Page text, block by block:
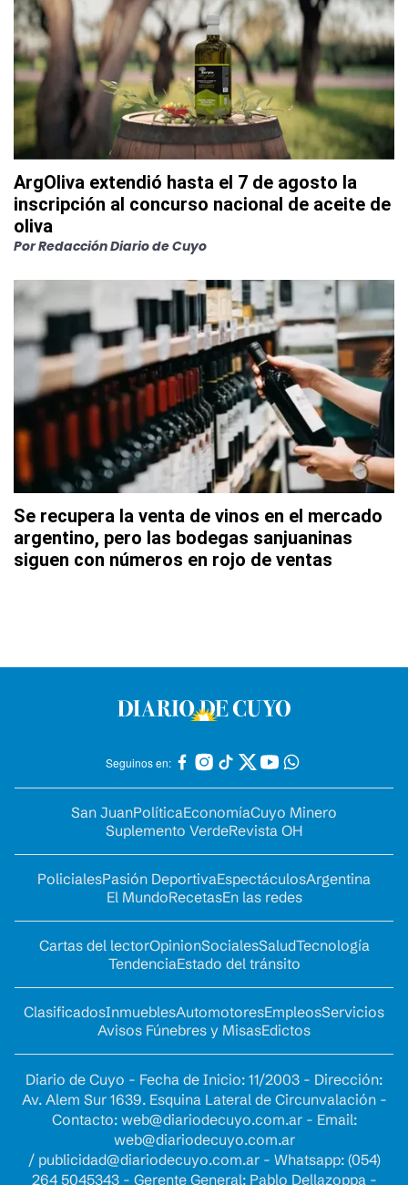
ArgOliva extendió hasta el 7 de agosto la
inscripción al concurso nacional de aceite de
oliva
PorRedacción Diario de Cuyo
Se recupera la venta de vinos en el mercado
argentino, pero las bodegas sanjuaninas
siguen con números en rojo de ventas
Seguinos en:
San JuanPolíticaEconomíaCuyo Minero
Suplemento VerdeRevista OH
PolicialesPasión DeportivaEspectáculosArgentina
El MundoRecetasEn las redes
Cartas del lectorOpinionSocialesSaludTecnología
TendenciaEstado del tránsito
ClasificadosInmueblesAutomotoresEmpleosServicios
Avisos Fúnebres y MisasEdictos
Diario de Cuyo - Fecha de Inicio: 11/2003 - Dirección:
Av. Alem Sur 1639. Esquina Lateral de Circunvalación -
Contacto: web@diariodecuyo.com.ar- Email:
web@diariodecuyo.com.ar
/ publicidad@diariodecuyo.com.ar- Whatsapp: (054)
264 5045343 - Gerente General: Pablo Dellazoppa -